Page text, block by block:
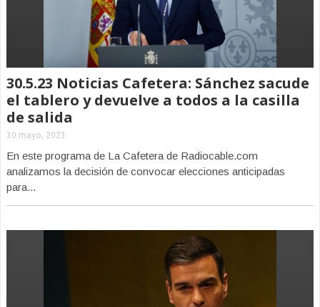
30.5.23 Noticias Cafetera: Sánchez sacude
el tablero y devuelve a todos a la casilla
de salida
30 mayo, 2023
En este programa de La Cafetera de Radiocable.com
analizamos la decisión de convocar elecciones anticipadas
para...